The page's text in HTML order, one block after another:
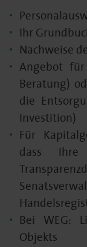
Ihr
Nachweise
Angebot
Beratung)
die
Investition)
Für
dass Ihre
Bei WEG:
Objekts